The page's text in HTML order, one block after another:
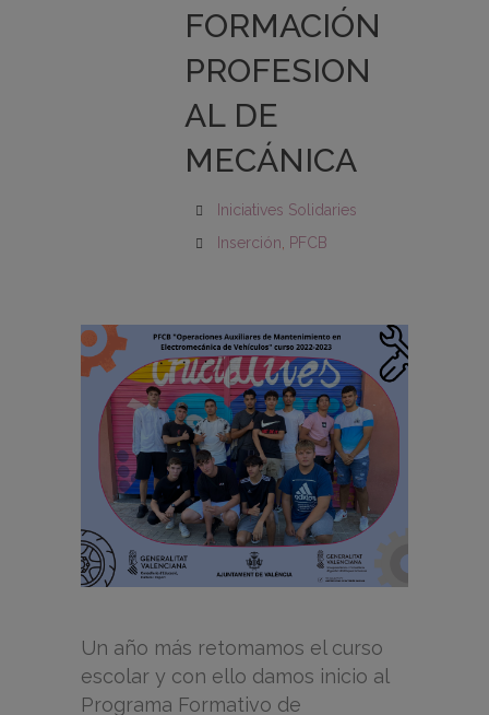
FORMACIÓN
PROFESION
AL DE
MECÁNICA
Iniciatives Solidaries
Inserción, PFCB
Un año más retomamos el curso
escolar y con ello damos inicio al
Programa Formativo de